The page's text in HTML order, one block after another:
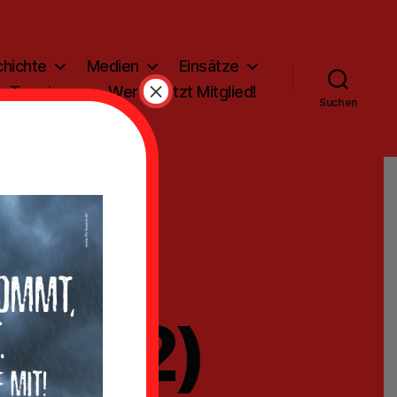
Medien
Einsätze
Termine
Werde jetzt Mitglied!
Suchen
(2)
×